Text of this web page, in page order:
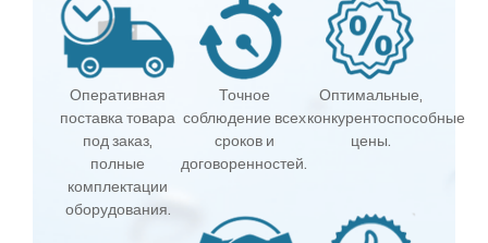
Оперативная
поставка товара
под заказ,
полные
комплектации
оборудования.
Точное
соблюдение всех
сроков и
договоренностей.
Оптимальные,
конкурентоспособные
цены.